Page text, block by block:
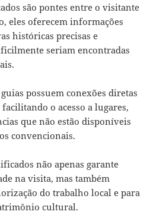
são pontes entre o visitante
eles oferecem informações
históricas precisas e
seriam encontradas
possuem conexões diretas
o acesso a lugares,
que não estão disponíveis
convencionais.
não apenas garante
na visita, mas também
do trabalho local e para
cultural.